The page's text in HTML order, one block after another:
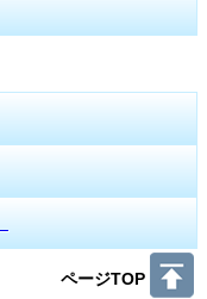
ページTOP